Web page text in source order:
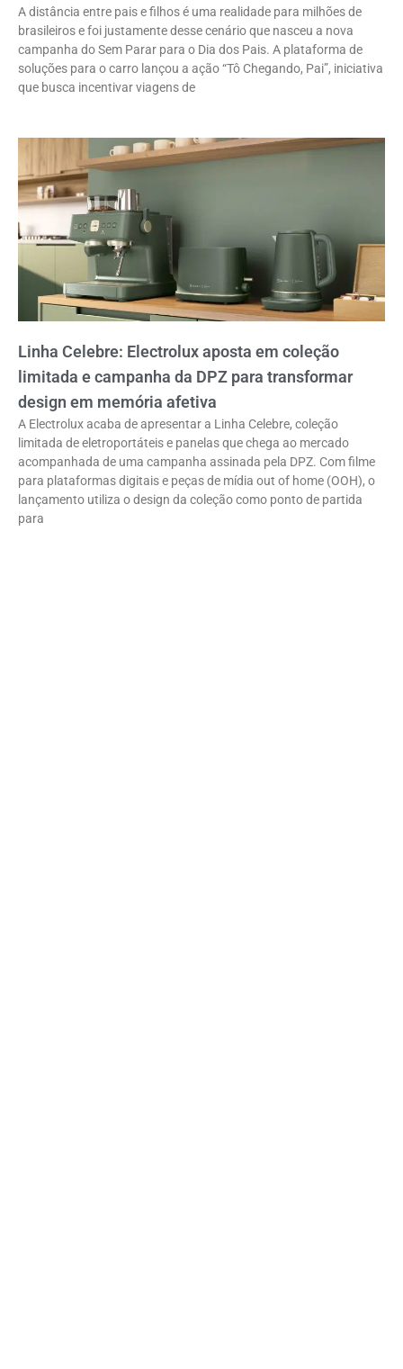
A distância entre pais e filhos é uma realidade para milhões de
brasileiros e foi justamente desse cenário que nasceu a nova
campanha do Sem Parar para o Dia dos Pais. A plataforma de
soluções para o carro lançou a ação “Tô Chegando, Pai”, iniciativa
que busca incentivar viagens de
Linha Celebre: Electrolux aposta em coleção
limitada e campanha da DPZ para transformar
design em memória afetiva
A Electrolux acaba de apresentar a Linha Celebre, coleção
limitada de eletroportáteis e panelas que chega ao mercado
acompanhada de uma campanha assinada pela DPZ. Com filme
para plataformas digitais e peças de mídia out of home (OOH), o
lançamento utiliza o design da coleção como ponto de partida
para